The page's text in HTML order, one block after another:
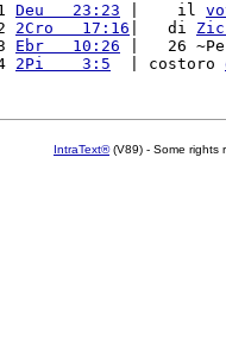
Deu   23:23 |    il
2Cro   17:16 |   di
Ebr   10:26 |   26
2Pi    3:5
  | costoro
IntraText®(V89) - Some rights